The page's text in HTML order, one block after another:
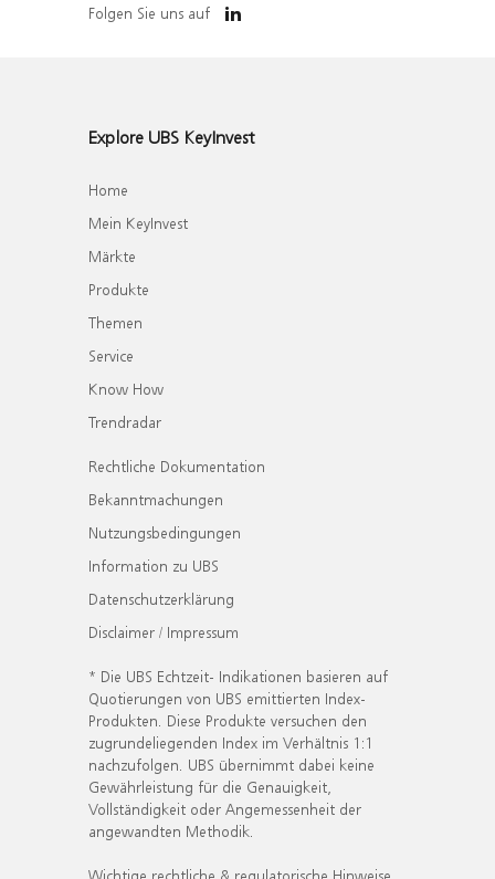
Folgen Sie uns auf
Explore UBS KeyInvest
Home
Mein KeyInvest
Märkte
Produkte
Themen
Service
Know How
Trendradar
Rechtliche Dokumentation
Bekanntmachungen
Nutzungsbedingungen
Information zu UBS
Datenschutzerklärung
Disclaimer / Impressum
* Die UBS Echtzeit- Indikationen basieren auf
Quotierungen von UBS emittierten Index-
Produkten. Diese Produkte versuchen den
zugrundeliegenden Index im Verhältnis 1:1
nachzufolgen. UBS übernimmt dabei keine
Gewährleistung für die Genauigkeit,
Vollständigkeit oder Angemessenheit der
angewandten Methodik.